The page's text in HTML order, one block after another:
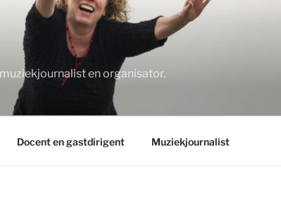
en organisator.
Docent en gastdirigent Muziekjournalist